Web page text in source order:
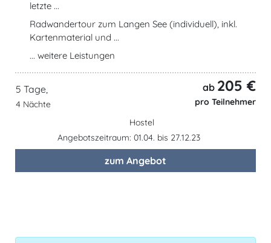
letzte ...
Radwandertour zum Langen See (individuell), inkl.
Kartenmaterial und ...
... weitere Leistungen
5 Tage,
4 Nächte
ab 205 €
pro Teilnehmer
Hostel
Angebotszeitraum: 01.04. bis 27.12.23
zum Angebot